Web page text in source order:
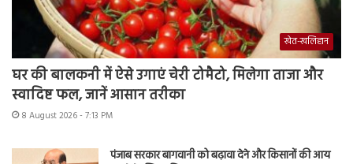
खेत-खलिहान
घर की बालकनी में ऐसे उगाएं चेरी टोमैटो, मिलेगा ताजा और
स्वादिष्ट फल, जानें आसान तरीका
8 August 2026 - 7:13 PM
पंजाब सरकार बागवानी को बढ़ावा देने और किसानों की आय